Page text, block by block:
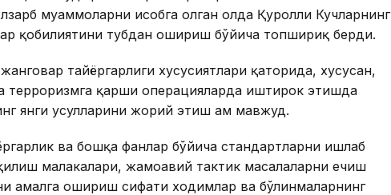
муаммоларни ҳисобга олган ҳолда Қуролли Кучларнинг
қобилиятини тубдан ошириш бўйича топшириқ берди.
тайёргарлиги хусусиятлари қаторида, хусусан,
терроризмга қарши операцияларда иштирок этишда
янги усулларини жорий этиш ҳам мавжуд.
ва бошқа фанлар бўйича стандартларни ишлаб
малакалари, жамоавий тактик масалаларни ечиш
амалга ошириш сифати ходимлар ва бўлинмаларнинг